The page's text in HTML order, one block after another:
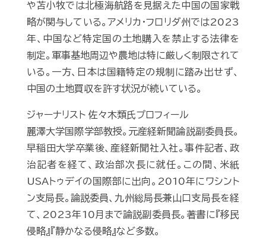
や苫小牧では北極海航路を見据えた中国の国家戦
略が関与している。アメリカ・フロリダ州では2023
年、中国など特定国の土地購入を禁止する法律を
制定。軍事基地周辺や農地は特に厳しく制限されて
いる。一方、日本は国籍特定の規制に踏み出せず、
中国の土地買収を許す状況が続いている。
ジャーナリスト 佐々木類氏プロフィール
麗澤大学国際学部教授。元産経新聞論説副委員長。
早稲田大学卒業後、産経新聞社入社。事件記者、政
治記者を経て、政治部次長に就任。この間、米紙
USAトゥデイの国際部に出向。2010年にワシント
ン支局長。論説委員、九州総局長兼山口支局長を経
て、2023年10月まで論説副委員長。著書に『移民
侵略』『静かなる侵略』など多数。